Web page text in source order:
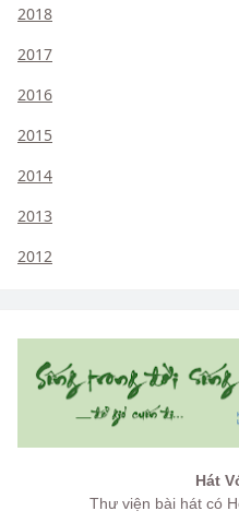
2018
2017
2016
2015
2014
2013
2012
Hát
Thư viện bài hát có